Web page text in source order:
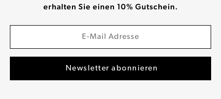
erhalten Sie einen 10% Gutschein.